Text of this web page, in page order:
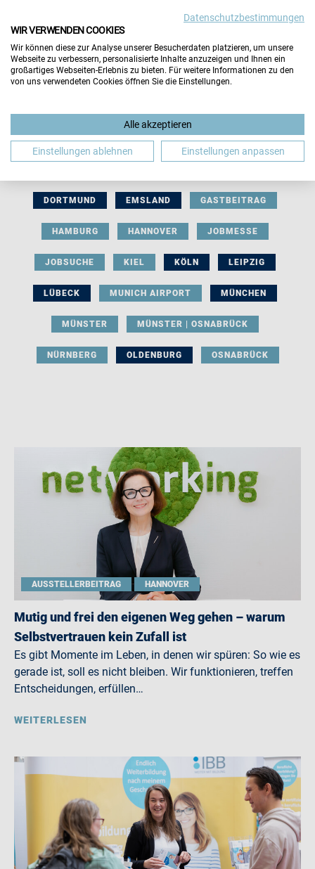
BERUFLICHE ORIENTIERUNG BEWERBUNG
DORTMUND EMSLAND GASTBEITRAG
HAMBURG HANNOVER JOBMESSE
JOBSUCHE KIEL KÖLN LEIPZIG
LÜBECK MUNICH AIRPORT MÜNCHEN
MÜNSTER MÜNSTER | OSNABRÜCK
NÜRNBERG OLDENBURG OSNABRÜCK
AUSSTELLERBEITRAG HANNOVER
Mutig und frei den eigenen Weg gehen – warum
Selbstvertrauen kein Zufall ist
Es gibt Momente im Leben, in denen wir spüren: So wie es
gerade ist, soll es nicht bleiben. Wir funktionieren, treffen
Entscheidungen, erfüllen…
WEITERLESEN
Datenschutzbestimmungen
WIR VERWENDEN COOKIES
Wir können diese zur Analyse unserer Besucherdaten platzieren, um unsere
Webseite zu verbessern, personalisierte Inhalte anzuzeigen und Ihnen ein
großartiges Webseiten-Erlebnis zu bieten. Für weitere Informationen zu den
von uns verwendeten Cookies öffnen Sie die Einstellungen.
Alle akzeptieren
Einstellungen ablehnen Einstellungen anpassen